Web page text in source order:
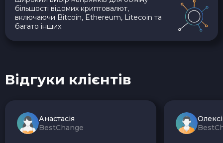
більшості відомих криптовалют,
включаючи Bitcoin, Ethereum, Litecoin та
багато інших.
Відгуки клієнтів
Анастасія
BestChange